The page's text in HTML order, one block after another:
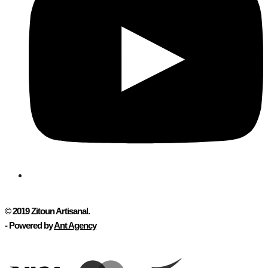
© 2019Zitoun Artisanal.
- Powered byAnt Agency